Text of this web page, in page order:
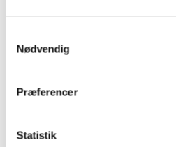
Nødvendig
Præferencer
Statistik
7. Revision
Bestyrelsen og